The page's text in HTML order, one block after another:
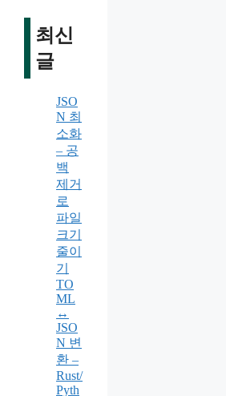
최신
글
JSO
N 최
소화
– 공
백
제거
로
파일
크기
줄이
기
TO
ML
↔
JSO
N 변
환 –
Rust/
Pyth